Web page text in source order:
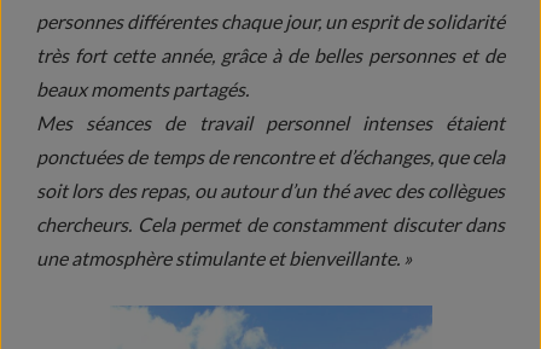
personnes différentes chaque jour, un esprit de solidarité
très fort cette année, grâce à de belles personnes et de
beaux moments partagés.
Mes séances de travail personnel intenses étaient
ponctuées de temps de rencontre et d’échanges, que cela
soit lors des repas, ou autour d’un thé avec des collègues
chercheurs. Cela permet de constamment discuter dans
une atmosphère stimulante et bienveillante. »